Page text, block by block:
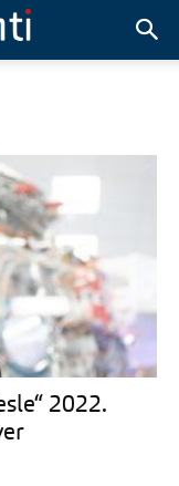
2022.